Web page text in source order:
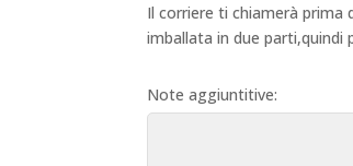
Il corriere ti chiamerà prima
imballata in due
Note aggiuntitive: